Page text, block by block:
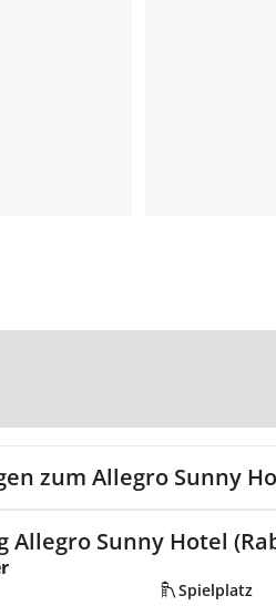
zum Allegro Sunny
Sunny Hotel
Spielplatz